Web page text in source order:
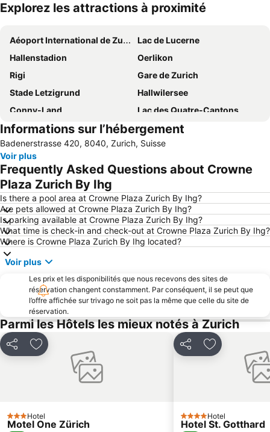
Explorez les attractions à proximité
Aéoport International de Zurich
Lac de Lucerne
Hallenstadion
Oerlikon
Rigi
Gare de Zurich
Stade Letzigrund
Hallwilersee
Conny-Land
Lac des Quatre-Cantons
Altstetten
Zoo de Zurich
Alpamare
Zugersee
Kartause Ittingen
Sattel-Hochstuckli
Musée Suisse des Transports
Zürichsee
Gare Centrale de Lucerne
Stoos
Bahnhof Schaffhausen
Natur- und Tierpark Goldau
Nägele
Technorama
Langstrasse
Hirslanden
Palais des Congrès et de la Culture de Lucerne
Albisrieden
AQUALON Therme
Klewenalp-Stockhütte
Pistes d'Atzmännig
Seefeld
Bahnhofstraße
Höngg
Schwamendingen-Mitte
Abbaye Benédictine d'Einsiedeln
Alt-Wiedikon
Escher-Wyss
Informations sur l’hébergement
Badenerstrasse 420, 8040, Zurich, Suisse
Voir plus
Frequently Asked Questions about Crowne
Plaza Zurich By Ihg
Is there a pool area at Crowne Plaza Zurich By Ihg?
Are pets allowed at Crowne Plaza Zurich By Ihg?
Is parking available at Crowne Plaza Zurich By Ihg?
What time is check-in and check-out at Crowne Plaza Zurich By Ihg?
Where is Crowne Plaza Zurich By Ihg located?
Voir plus
Les prix et les disponibilités que nous recevons des sites de
réservation changent constamment. Par conséquent, il se peut que
l’offre affichée sur trivago ne soit pas la même que celle du site de
réservation.
Parmi les Hôtels les mieux notés à Zurich
PartagerAjouter à mes favoris
3 Étoiles
Hotel
Motel One Zürich
PartagerAjouter à
4 ÉtoilesHotel
Hotel St. Gotthard